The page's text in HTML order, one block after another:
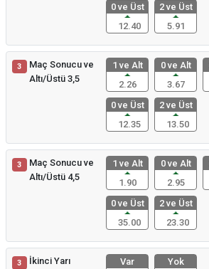
0 ve Üst
12.40
2 ve Üst
5.91
3
Maç Sonucu ve
Altı/Üstü 3,5
1 ve Alt
2.26
0 ve Alt
3.67
0 ve Üst
12.35
2 ve Üst
13.50
3
Maç Sonucu ve
Altı/Üstü 4,5
1 ve Alt
1.90
0 ve Alt
2.95
0 ve Üst
35.00
2 ve Üst
23.30
3
İkinci Yarı
Var
Yok